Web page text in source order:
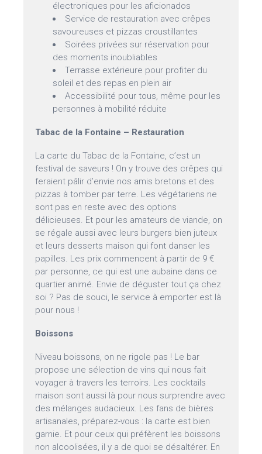
électroniques pour les aficionados
Service de restauration avec crêpes
savoureuses et pizzas croustillantes
Soirées privées sur réservation pour
des moments inoubliables
Terrasse extérieure pour profiter du
soleil et des repas en plein air
Accessibilité pour tous, même pour les
personnes à mobilité réduite
Tabac de la Fontaine – Restauration
La carte du Tabac de la Fontaine, c’est un
festival de saveurs ! On y trouve des crêpes qui
feraient pâlir d’envie nos amis bretons et des
pizzas à tomber par terre. Les végétariens ne
sont pas en reste avec des options
délicieuses. Et pour les amateurs de viande, on
se régale aussi avec leurs burgers bien juteux
et leurs desserts maison qui font danser les
papilles. Les prix commencent à partir de 9 €
par personne, ce qui est une aubaine dans ce
quartier animé. Envie de déguster tout ça chez
soi ? Pas de souci, le service à emporter est là
pour nous !
Boissons
Niveau boissons, on ne rigole pas ! Le bar
propose une sélection de vins qui nous fait
voyager à travers les terroirs. Les cocktails
maison sont aussi là pour nous surprendre avec
des mélanges audacieux. Les fans de bières
artisanales, préparez-vous : la carte est bien
garnie. Et pour ceux qui préfèrent les boissons
non alcoolisées, il y a de quoi se désaltérer. En